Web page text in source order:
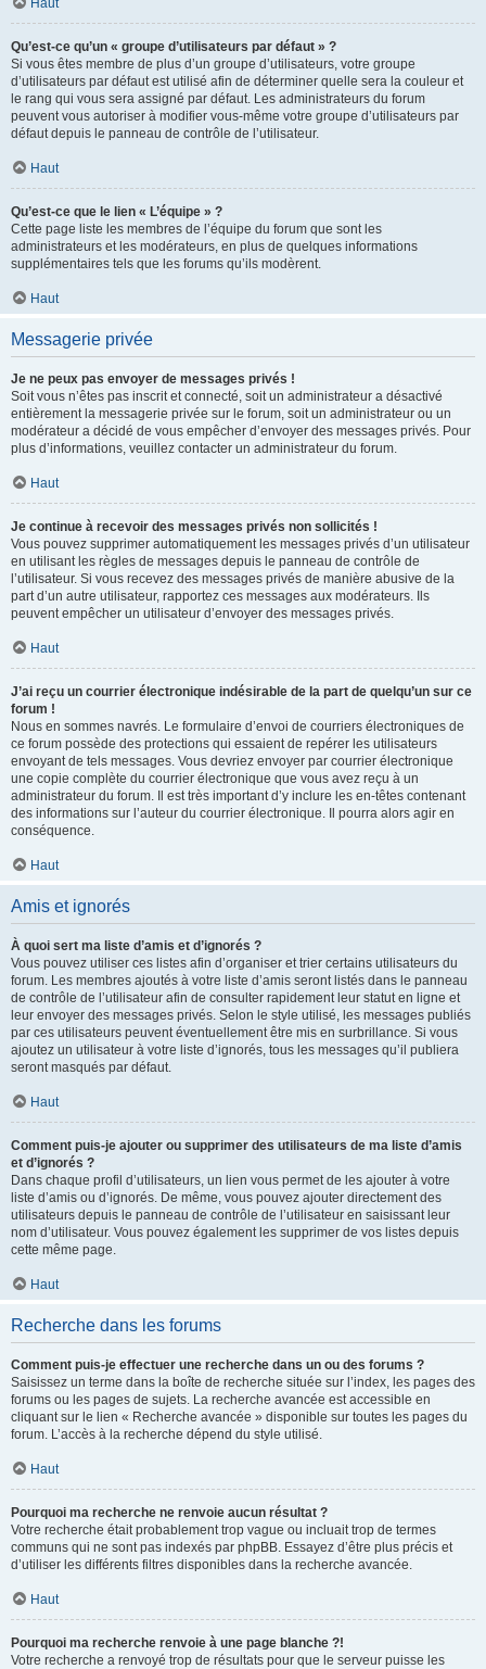
Haut
Qu’est-ce qu’un « groupe d’utilisateurs par défaut » ?
Si vous êtes membre de plus d’un groupe d’utilisateurs, votre groupe
d’utilisateurs par défaut est utilisé afin de déterminer quelle sera la couleur et
le rang qui vous sera assigné par défaut. Les administrateurs du forum
peuvent vous autoriser à modifier vous-même votre groupe d’utilisateurs par
défaut depuis le panneau de contrôle de l’utilisateur.
Haut
Qu’est-ce que le lien « L’équipe » ?
Cette page liste les membres de l’équipe du forum que sont les
administrateurs et les modérateurs, en plus de quelques informations
supplémentaires tels que les forums qu’ils modèrent.
Haut
Messagerie privée
Je ne peux pas envoyer de messages privés !
Soit vous n’êtes pas inscrit et connecté, soit un administrateur a désactivé
entièrement la messagerie privée sur le forum, soit un administrateur ou un
modérateur a décidé de vous empêcher d’envoyer des messages privés. Pour
plus d’informations, veuillez contacter un administrateur du forum.
Haut
Je continue à recevoir des messages privés non sollicités !
Vous pouvez supprimer automatiquement les messages privés d’un utilisateur
en utilisant les règles de messages depuis le panneau de contrôle de
l’utilisateur. Si vous recevez des messages privés de manière abusive de la
part d’un autre utilisateur, rapportez ces messages aux modérateurs. Ils
peuvent empêcher un utilisateur d’envoyer des messages privés.
Haut
J’ai reçu un courrier électronique indésirable de la part de quelqu’un sur ce
forum !
Nous en sommes navrés. Le formulaire d’envoi de courriers électroniques de
ce forum possède des protections qui essaient de repérer les utilisateurs
envoyant de tels messages. Vous devriez envoyer par courrier électronique
une copie complète du courrier électronique que vous avez reçu à un
administrateur du forum. Il est très important d’y inclure les en-têtes contenant
des informations sur l’auteur du courrier électronique. Il pourra alors agir en
conséquence.
Haut
Amis et ignorés
À quoi sert ma liste d’amis et d’ignorés ?
Vous pouvez utiliser ces listes afin d’organiser et trier certains utilisateurs du
forum. Les membres ajoutés à votre liste d’amis seront listés dans le panneau
de contrôle de l’utilisateur afin de consulter rapidement leur statut en ligne et
leur envoyer des messages privés. Selon le style utilisé, les messages publiés
par ces utilisateurs peuvent éventuellement être mis en surbrillance. Si vous
ajoutez un utilisateur à votre liste d’ignorés, tous les messages qu’il publiera
seront masqués par défaut.
Haut
Comment puis-je ajouter ou supprimer des utilisateurs de ma liste d’amis
et d’ignorés ?
Dans chaque profil d’utilisateurs, un lien vous permet de les ajouter à votre
liste d’amis ou d’ignorés. De même, vous pouvez ajouter directement des
utilisateurs depuis le panneau de contrôle de l’utilisateur en saisissant leur
nom d’utilisateur. Vous pouvez également les supprimer de vos listes depuis
cette même page.
Haut
Recherche dans les forums
Comment puis-je effectuer une recherche dans un ou des forums ?
Saisissez un terme dans la boîte de recherche située sur l’index, les pages des
forums ou les pages de sujets. La recherche avancée est accessible en
cliquant sur le lien « Recherche avancée » disponible sur toutes les pages du
forum. L’accès à la recherche dépend du style utilisé.
Haut
Pourquoi ma recherche ne renvoie aucun résultat ?
Votre recherche était probablement trop vague ou incluait trop de termes
communs qui ne sont pas indexés par phpBB. Essayez d’être plus précis et
d’utiliser les différents filtres disponibles dans la recherche avancée.
Haut
Pourquoi ma recherche renvoie à une page blanche ?!
Votre recherche a renvoyé trop de résultats pour que le serveur puisse les